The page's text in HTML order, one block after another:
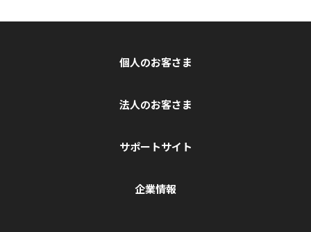
個人のお客さま
法人のお客さま
サポートサイト
企業情報